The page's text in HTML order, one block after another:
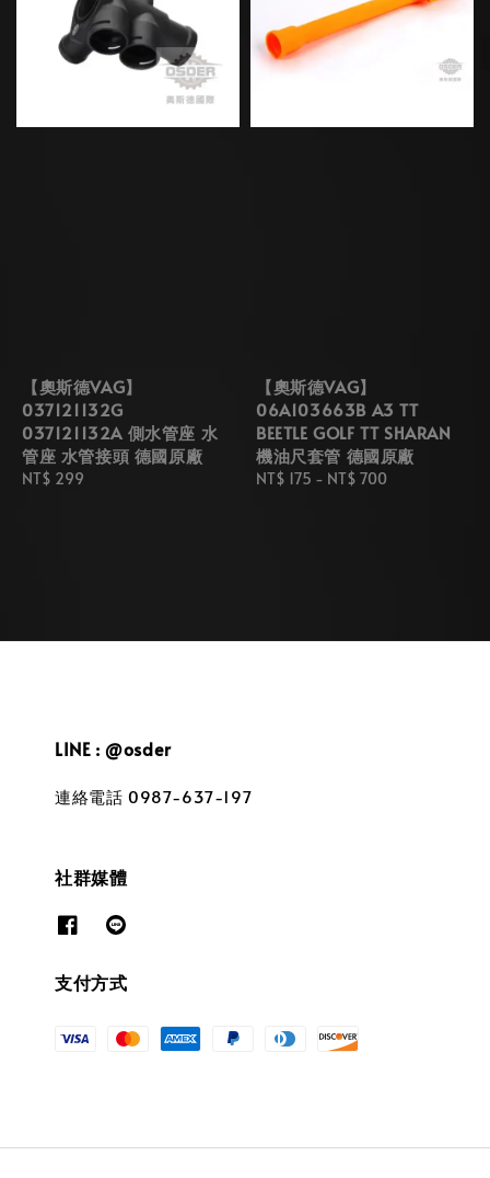
【奧斯德VAG】
037121132G
037121132A 側水管座 水
管座 水管接頭 德國原廠
Regular
NT$ 299
【奧斯德VAG】
06A103663B A3 TT
BEETLE GOLF TT SHARAN
機油尺套管 德國原廠
Regular
NT$ 175 - NT$ 700
LINE : @osder
連絡電話 0987-637-197
社群媒體
支付方式